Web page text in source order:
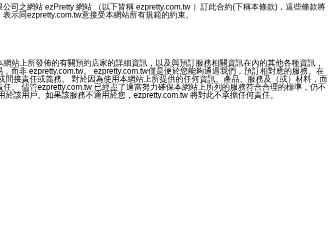
。
司之網站 ezPretty 網站 （以下皆稱 ezpretty.com.tw ）訂此合約(下稱本條款)，這些條款將
示同ezpretty.com.tw意接受本網站所有規範的約束。
站上所發佈的有關預約店家的詳細資訊，以及與預訂服務相關資訊在內的其他各種資訊，
非 ezpretty.com.tw。 ezpretty.com.tw僅是便於您能夠通過我們，預訂相對應的服務。在
接責任或義務。 對於因為使用本網站上所提供的任何資訊、產品、服務及（或）材料，而
。 儘管ezpretty.com.tw 已經盡了適當努力確保本網站上所列的服務符合合理的標準，仍不
該用戶。如果該服務不適用於您，ezpretty.com.tw 將對此不承擔任何責任。